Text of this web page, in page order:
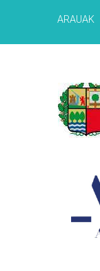
ARAUAK